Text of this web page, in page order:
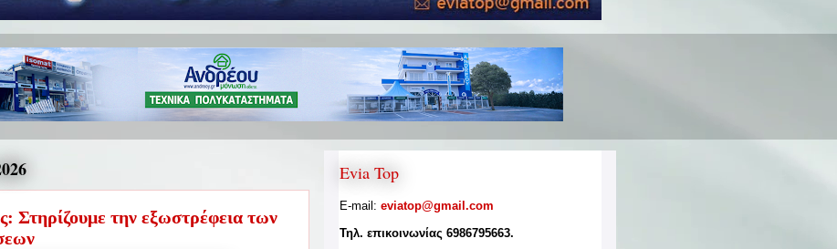
Στηρίζουμε την εξωστρέφεια των
Evia Top
E-mail: eviatop@gmail.com
Τηλ. επικοινωνίας 6986795663.